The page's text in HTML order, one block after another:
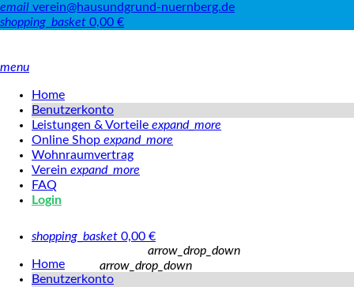
email verein@hausundgrund-nuernberg.de
shopping_basket 0,00 €
menu
Home
Benutzerkonto
Leistungen & Vorteile expand_more
Online Shop expand_more
Wohnraumvertrag
Verein expand_more
FAQ
Login
shopping_basket 0,00 €
Home
Benutzerkonto
arrow_drop_down
arrow_drop_down